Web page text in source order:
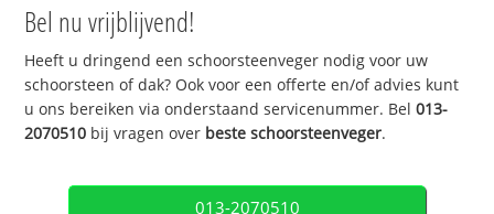
Bel nu vrijblijvend!
Heeft u dringend een schoorsteenveger nodig voor uw
schoorsteen of dak? Ook voor een offerte en/of advies kunt
u ons bereiken via onderstaand servicenummer. Bel013-
2070510 bij vragen over beste schoorsteenveger.
013-2070510